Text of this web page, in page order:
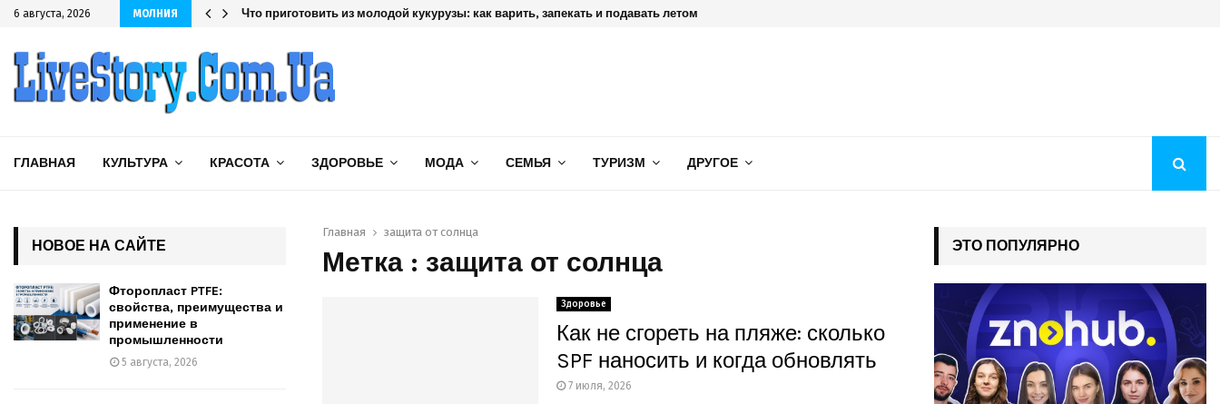
6 августа, 2026 МОЛНИЯ Что приготовить из молодой кукурузы: как варить, запекать и подавать летом
ГЛАВНАЯ КУЛЬТУРА КРАСОТА ЗДОРОВЬЕ МОДА СЕМЬЯ ТУРИЗМ ДРУГОЕ
Главная защита от солнца
Метка : защита от солнца
Здоровье
Как не сгореть на пляже: сколько
SPF наносить и когда обновлять
7 июля, 2026
НОВОЕ НА САЙТЕ
Фторопласт PTFE:
свойства, преимущества и
применение в
промышленности
5 августа, 2026
ЭТО ПОПУЛЯРНО